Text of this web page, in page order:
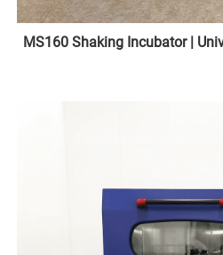
MS160 Shaking Incubator |